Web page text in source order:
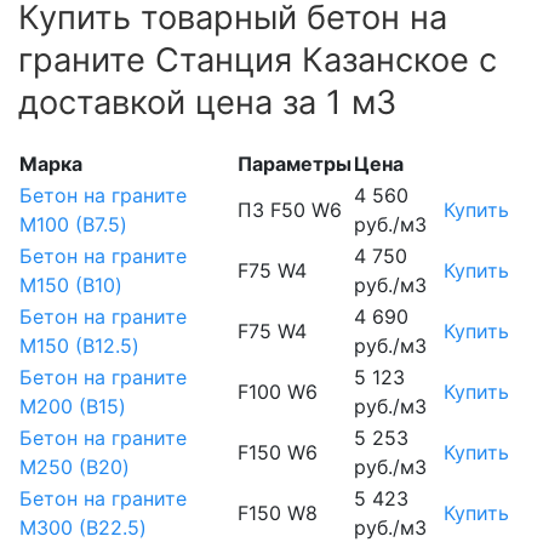
Купить товарный бетон на
граните Станция Казанское с
доставкой цена за 1 м3
Марка ПараметрыЦена
Бетон на граните
М100 (B7.5)
П3 F50 W6
4 560
руб./м3
Купить
Бетон на граните
М150 (B10)
F75 W4
4 750
руб./м3
Купить
Бетон на граните
М150 (B12.5)
F75 W4
4 690
руб./м3
Купить
Бетон на граните
М200 (B15)
F100 W6
5 123
руб./м3
Купить
Бетон на граните
М250 (B20)
F150 W6
5 253
руб./м3
Купить
Бетон на граните
М300 (B22.5)
F150 W8
5 423
руб./м3
Купить